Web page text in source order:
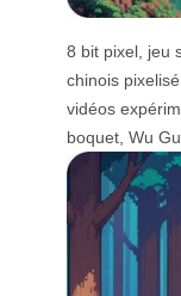
8 bit pixel, jeu
chinois
vidéos
boquet, Wu